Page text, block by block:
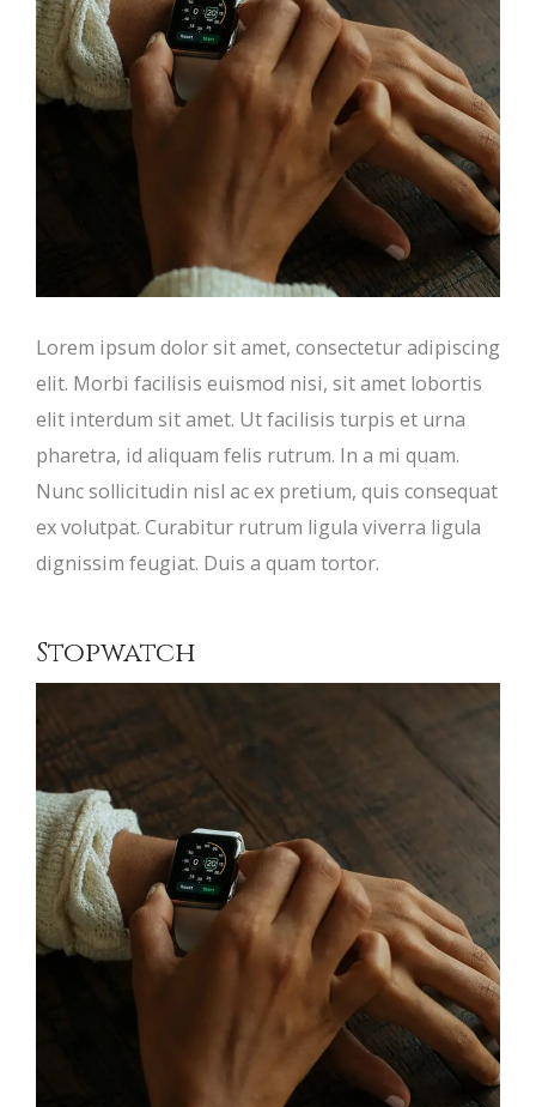
Lorem ipsum dolor sit amet, consectetur adipiscing
elit. Morbi facilisis euismod nisi, sit amet lobortis
elit interdum sit amet. Ut facilisis turpis et urna
pharetra, id aliquam felis rutrum. In a mi quam.
Nunc sollicitudin nisl ac ex pretium, quis consequat
ex volutpat. Curabitur rutrum ligula viverra ligula
dignissim feugiat. Duis a quam tortor.
Stopwatch